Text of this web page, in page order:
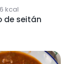
kcal
de seitán